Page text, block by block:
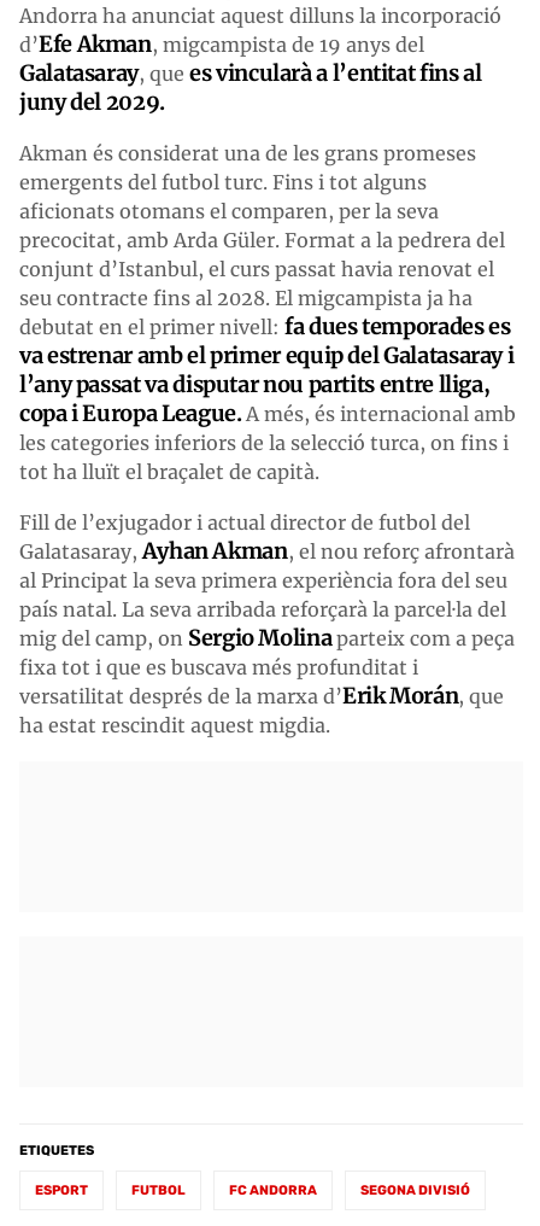
Andorra ha anunciat aquest dilluns la incorporació
d’Efe Akman, migcampista de 19 anys del
Galatasaray, quees vincularà a l’entitat fins al
juny del 2029.
Akman és considerat una de les grans promeses
emergents del futbol turc. Fins i tot alguns
aficionats otomans el comparen, per la seva
precocitat, amb Arda Güler. Format a la pedrera del
conjunt d’Istanbul, el curs passat havia renovat el
seu contracte fins al 2028. El migcampista ja ha
debutat en el primer nivell: fa dues temporades es
va estrenar amb el primer equip del Galatasaray i
l’any passat va disputar nou partits entre lliga,
copa i Europa League.A més, és internacional amb
les categories inferiors de la selecció turca, on fins i
tot ha lluït el braçalet de capità.
Fill de l’exjugador i actual director de futbol del
Galatasaray, Ayhan Akman, el nou reforç afrontarà
al Principat la seva primera experiència fora del seu
país natal. La seva arribada reforçarà la parcel·la del
mig del camp, on Sergio Molinaparteix com a peça
fixa tot i que es buscava més profunditat i
versatilitat després de la marxa d’Erik Morán, que
ha estat rescindit aquest migdia.
ETIQUETES
ESPORT FUTBOL FC ANDORRA SEGONA DIVISIÓ